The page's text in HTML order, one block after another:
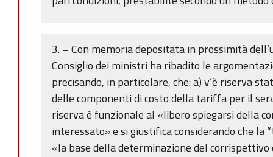
3. – Con memoria depositata in prossimità
Consiglio dei ministri ha ribadito le
precisando, in particolare, che: a) v’è riserva
delle componenti di costo della tariffa per il
riserva è funzionale al «libero spiegarsi della
interessato» e si giustifica considerando che
«la base della determinazione del